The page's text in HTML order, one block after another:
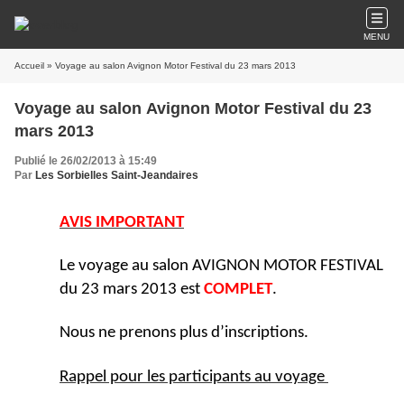
MENU
Accueil » Voyage au salon Avignon Motor Festival du 23 mars 2013
Voyage au salon Avignon Motor Festival du 23
mars 2013
Publié le 26/02/2013 à 15:49
Par Les Sorbielles Saint-Jeandaires
AVIS IMPORTANT
Le voyage au salon AVIGNON MOTOR FESTIVAL
du 23 mars 2013 est COMPLET.
Nous ne prenons plus d’inscriptions.
Rappel pour les participants au voyage